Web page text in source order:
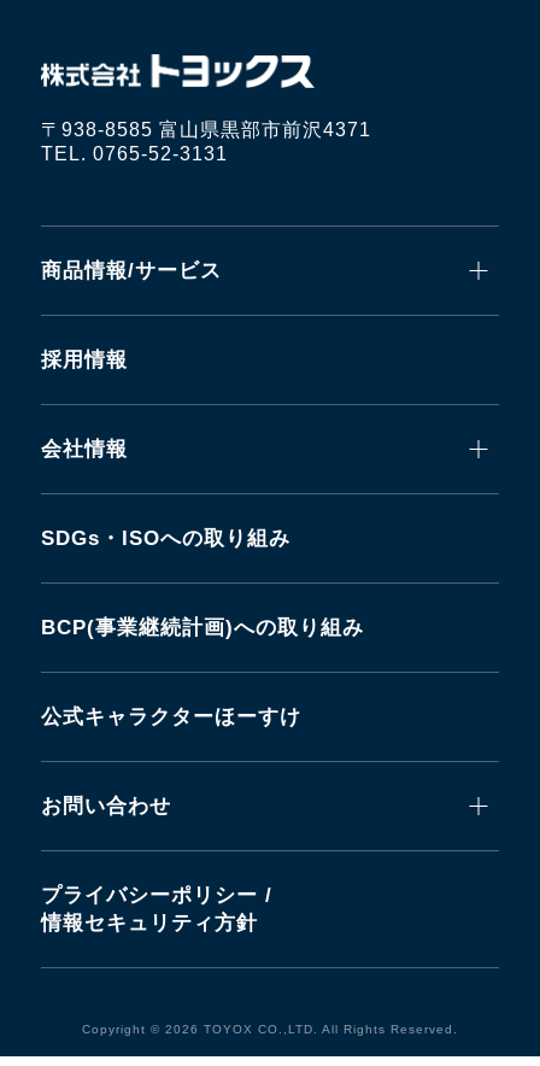
〒938-8585 富山県黒部市前沢4371
TEL. 0765-52-3131
商品情報/サービス
採用情報
会社情報
SDGs・ISOへの取り組み
BCP(事業継続計画)への取り組み
公式キャラクターほーすけ
お問い合わせ
プライバシーポリシー /
情報セキュリティ方針
Copyright © 2026 TOYOX CO.,LTD. All Rights Reserved.